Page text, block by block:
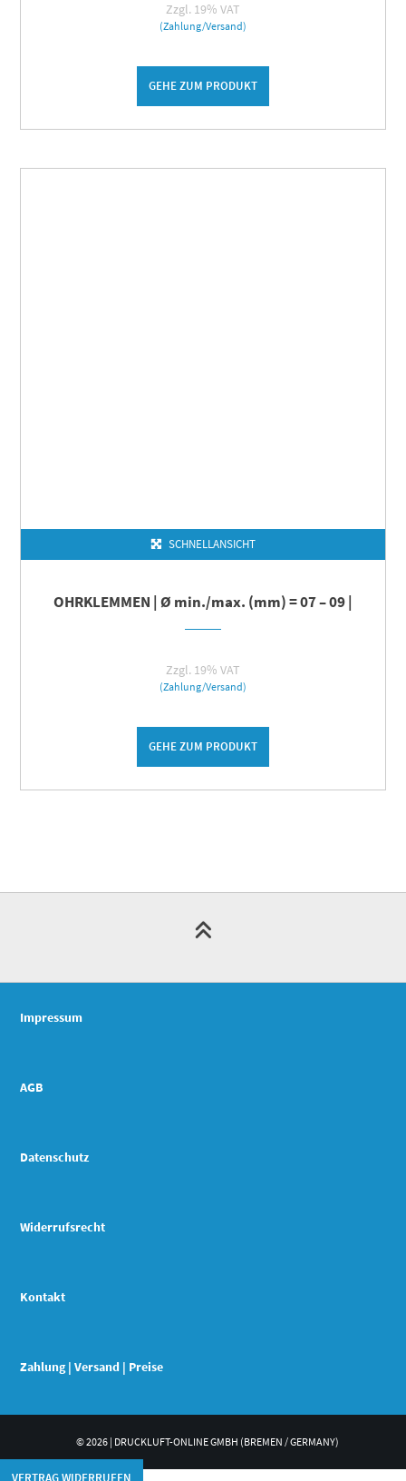
Zzgl. 19% VAT
(Zahlung/Versand)
GEHE ZUM PRODUKT
SCHNELLANSICHT
OHRKLEMMEN | Ø min./max. (mm) = 07 – 09 |
Zzgl. 19% VAT
(Zahlung/Versand)
GEHE ZUM PRODUKT
Impressum
AGB
Datenschutz
Widerrufsrecht
Kontakt
Zahlung | Versand | Preise
© 2026 | DRUCKLUFT-ONLINE GMBH (BREMEN / GERMANY)